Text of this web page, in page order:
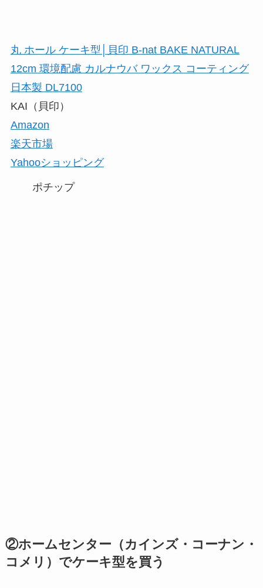
丸 ホール ケーキ型│貝印 B-nat BAKE NATURAL
12cm 環境配慮 カルナウバ ワックス コーティング
日本製 DL7100
KAI（貝印）
Amazon
楽天市場
Yahooショッピング
ポチップ
②ホームセンター（カインズ・コーナン・
コメリ）でケーキ型を買う